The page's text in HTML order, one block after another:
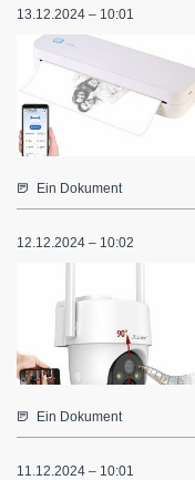
13.12.2024 – 10:01
Ein Dokument
12.12.2024 – 10:02
Ein Dokument
11.12.2024 – 10:01